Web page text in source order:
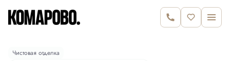
Студия30.5 м2 6 520 000 руб.
Чистовая отделка